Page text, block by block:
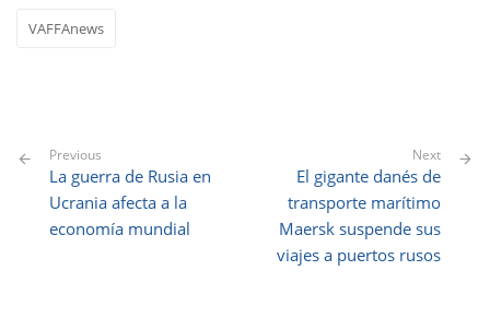
VAFFAnews
Previous
La guerra de Rusia en
Ucrania afecta a la
economía mundial
Next
El gigante danés de
transporte marítimo
Maersk suspende sus
viajes a puertos rusos